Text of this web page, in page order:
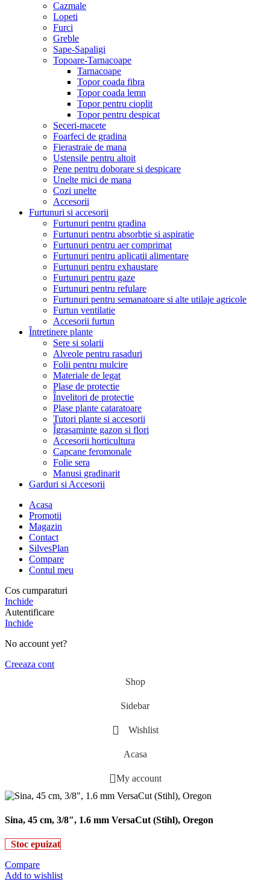
Cazmale
Lopeti
Furci
Greble
Sape-Sapaligi
Topoare-Tarnacoape
Tarnacoape
Topor coada fibra
Topor coada lemn
Topor pentru cioplit
Topor pentru despicat
Seceri-macete
Foarfeci de gradina
Fierastraie de mana
Ustensile pentru altoit
Pene pentru doborare si despicare
Unelte mici de mana
Cozi unelte
Accesorii
Furtunuri si accesorii
Furtunuri pentru gradina
Furtunuri pentru absorbtie si aspiratie
Furtunuri pentru aer comprimat
Furtunuri pentru aplicatii alimentare
Furtunuri pentru exhaustare
Furtunuri pentru gaze
Furtunuri pentru refulare
Furtunuri pentru semanatoare si alte utilaje agricole
Furtun ventilatie
Accesorii furtun
Întretinere plante
Sere si solarii
Alveole pentru rasaduri
Folii pentru mulcire
Materiale de legat
Plase de protectie
Învelitori de protectie
Plase plante cataratoare
Tutori plante si accesorii
Îgrasaminte gazon si flori
Accesorii horticultura
Capcane feromonale
Folie sera
Manusi gradinarit
Garduri si Accesorii
Acasa
Promotii
Magazin
Contact
SilvesPlan
Compare
Contul meu
Cos cumparaturi
Inchide
Autentificare
Inchide
No account yet?
Creeaza cont
Shop
Sidebar
Wishlist
Acasa
My account
Sina, 45 cm, 3/8″, 1.6 mm VersaCut (Stihl), Oregon
Stoc epuizat
Compare
Add to wishlist